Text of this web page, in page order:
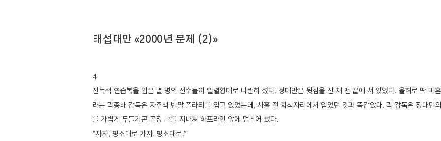
태섭대만 «2000년 문제 (2)»
4
진녹색 연습복을 입은 열 명의 선수들이 일렬횡대로 나란히 섰다. 정대만은 뒷짐을 진 채 맨 끝에 서 있었다. 올해로 딱 마흔
라는 곽종배 감독은 자주색 반팔 폴라티를 입고 있었는데, 사흘 전 회식자리에서 입었던 것과 똑같았다. 곽 감독은 정대만
를 가볍게 두들기곤 곧장 그를 지나쳐 하프라인 앞에 멈추어 섰다.
“자자, 평소대로 가자. 평소대로.”